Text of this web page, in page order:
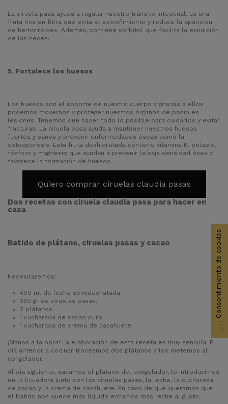
La ciruela pasa ayuda a regular nuestro tránsito intestinal. Es una
fruta rica en fibra que evita el estreñimiento y reduce la aparición
de hemorroides. Además, contiene sorbitol que facilita la expulsión
de las heces.
5. Fortalece los huesos
Los huesos son el soporte de nuestro cuerpo y gracias a ellos
podemos movernos y proteger nuestros órganos de posibles
lesiones. Tenemos que hacer todo lo posible para cuidarlos y evitar
fracturas. La ciruela pasa ayuda a mantener nuestros huesos
fuertes y sanos y prevenir enfermedades óseas como la
osteoporosis. Esta fruta deshidratada contiene vitamina K, potasio,
fósforo y magnesio que ayudan a prevenir la baja densidad ósea y
favorece la formación de huesos.
Quiero comprar ciruelas claudia pasas
Dos recetas con ciruela claudia pasa para hacer en
casa
Batido de plátano, ciruelas pasas y cacao
Necesitaremos:
400 ml de leche semidesnatada.
250 gr de ciruelas pasas.
2 plátanos.
1 cucharada de cacao puro.
1 cucharada de crema de cacahuete.
¡Manos a la obra! La elaboración de esta receta es muy sencilla. El
día anterior a cocinar troceamos dos plátanos y los metemos al
congelador.
Al día siguiente, sacamos el plátano del congelador, lo introducimos
en la licuadora junto con las ciruelas pasas, la leche, la cucharada
de cacao y la crema de cacahuete. En caso de que queramos que
el batido nos quede más líquido echamos más leche al gusto.
group_work
Consentimiento de cookies